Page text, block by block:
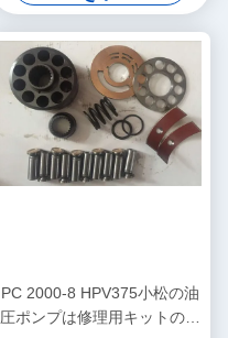
PC 2000-8 HPV375小松の油
圧ポンプは修理用キットの高